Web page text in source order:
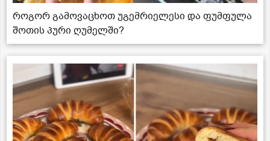
როგორ გამოვაცხოთ უგემრიელესი და ფუმფულა
შოთის პური ღუმელში?